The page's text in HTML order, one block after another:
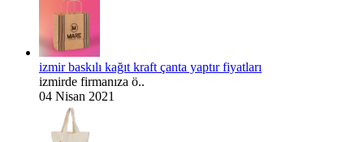
izmir baskılı kağıt kraft çanta yaptır fiyatları
izmirde firmanıza ö..
04 Nisan 2021